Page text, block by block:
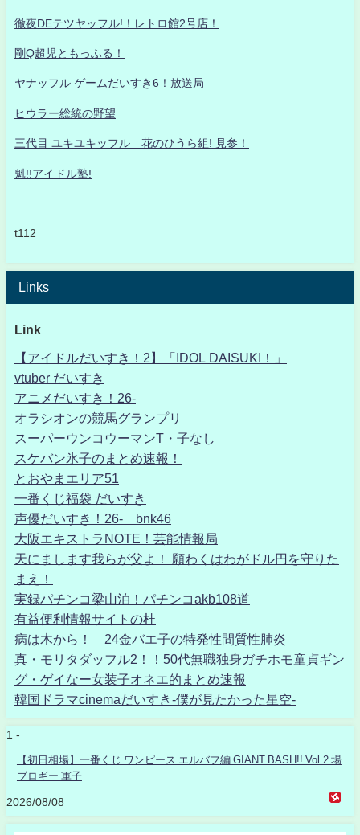
徹夜DEテツヤッフル!！レトロ館2号店！
剛Q超児ともっふる！
ヤナッフル ゲームだいすき6！放送局
ヒウラー総統の野望
三代目 ユキユキッフル 花のひうら組! 見参！
魁!!アイドル塾!
t112
Links
Link
【アイドルだいすき！2】「IDOL DAISUKI！」
vtuber だいすき
アニメだいすき！26-
オラシオンの競馬グランプリ
スーパーウンコウーマンT・子なし
スケバン氷子のまとめ速報！
とおやまエリア51
一番くじ福袋 だいすき
声優だいすき！26- bnk46
大阪エキストラNOTE！芸能情報局
天にまします我らが父よ！ 願わくはわがドル円を守りた
まえ！
実録パチンコ梁山泊！パチンコakb108道
有益便利情報サイトの杜
病は木から！ 24金バエ子の特発性間質性肺炎
真・モリタダッフル2！！50代無職独身ガチホモ童貞ギン
グ・ゲイなー女装子オネエ的まとめ速報
韓国ドラマcinemaだいすき-僕が見たかった星空-
1 -
【初日相場】一番くじ ワンピース エルバフ編 GIANT BASH!! Vol.2 場
ブロギー 軍子
2026/08/08